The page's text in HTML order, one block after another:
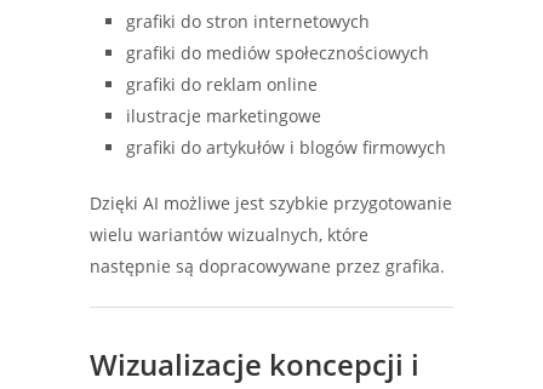
grafiki do stron internetowych
grafiki do mediów społecznościowych
grafiki do reklam online
ilustracje marketingowe
grafiki do artykułów i blogów firmowych
Dzięki AI możliwe jest szybkie przygotowanie
wielu wariantów wizualnych, które
następnie są dopracowywane przez grafika.
Wizualizacje koncepcji i